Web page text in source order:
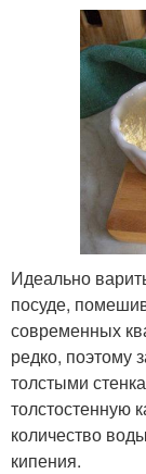
Идеально
посуде,
современных
редко, поэтому
толстыми
толстостенную
количество
кипения.